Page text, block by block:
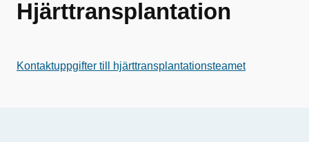
Hjärttransplantation
Kontaktuppgifter till hjärttransplantationsteamet